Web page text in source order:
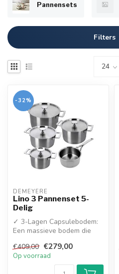
Pannensets
Filters
-32%
DEMEYERE
Lino 3 Pannenset 5-
Delig
✓ 3-Lagen Capsulebodem:
Een massieve bodem die
gelijkma...
€409,00 €279,00
Op voorraad